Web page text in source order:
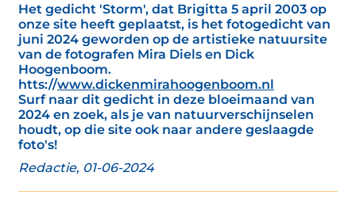
Het gedicht 'Storm', dat Brigitta 5 april 2003 op
onze site heeft geplaatst, is het fotogedicht van
juni 2024 geworden op de artistieke natuursite
van de fotografen Mira Diels en Dick
Hoogenboom.
htts://www.dickenmirahoogenboom.nl
Surf naar dit gedicht in deze bloeimaand van
2024 en zoek, als je van natuurverschijnselen
houdt, op die site ook naar andere geslaagde
foto's!
Redactie, 01-06-2024